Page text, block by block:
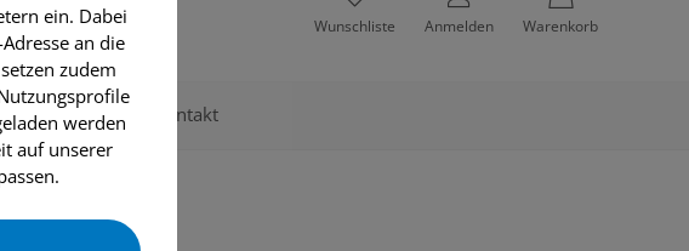
Wunschliste Anmelden Warenkorb
Über uns Kontakt
ein. Dabei
an die
zudem
werden
auf unserer